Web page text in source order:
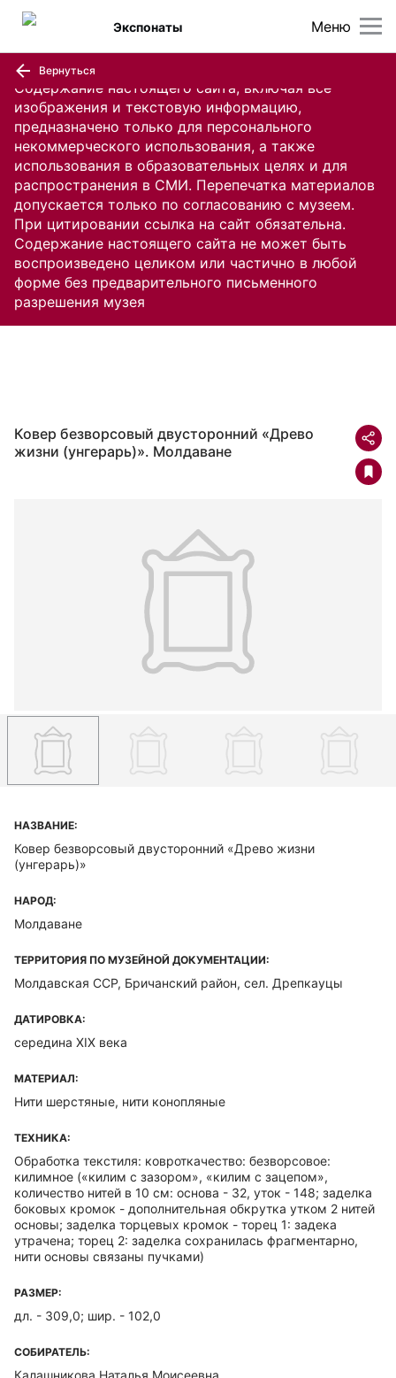
Содержание настоящего сайта, включая все
изображения и текстовую информацию,
предназначено только для персонального
некоммерческого использования, а также
использования в образовательных целях и для
распространения в СМИ. Перепечатка материалов
допускается только по согласованию с музеем.
При цитировании ссылка на сайт обязательна.
Содержание настоящего сайта не может быть
воспроизведено целиком или частично в любой
форме без предварительного письменного
разрешения музея
Меню
Экспонаты
Вернуться
Ковер безворсовый двусторонний «Древо
жизни (унгерарь)». Молдаване
НАЗВАНИЕ:
Ковер безворсовый двусторонний «Древо жизни
(унгерарь)»
НАРОД:
Молдаване
ТЕРРИТОРИЯ ПО МУЗЕЙНОЙ ДОКУМЕНТАЦИИ:
Молдавская ССР, Бричанский район, сел. Дрепкауцы
ДАТИРОВКА:
середина XIX века
МАТЕРИАЛ:
Нити шерстяные, нити конопляные
ТЕХНИКА:
Обработка текстиля: ковроткачество: безворсовое:
килимное («килим с зазором», «килим с зацепом»,
количество нитей в 10 см: основа - 32, уток - 148; заделка
боковых кромок - дополнительная обкрутка утком 2 нитей
основы; заделка торцевых кромок - торец 1: задека
утрачена; торец 2: заделка сохранилась фрагментарно,
нити основы связаны пучками)
РАЗМЕР:
дл. - 309,0; шир. - 102,0
СОБИРАТЕЛЬ:
Калашникова Наталья Моисеевна